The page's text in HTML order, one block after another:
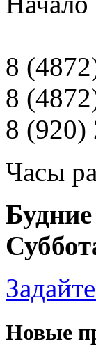
8
8
8 (920)
Часы
Новые